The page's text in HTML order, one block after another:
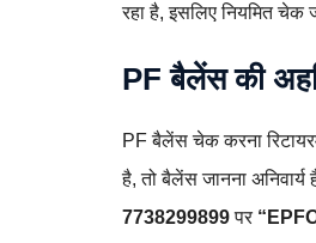
रहा है, इसलिए नियमित चेक
PF बैलेंस की
PF बैलेंस चेक करना
है, तो बैलेंस जानना
7738299899पर